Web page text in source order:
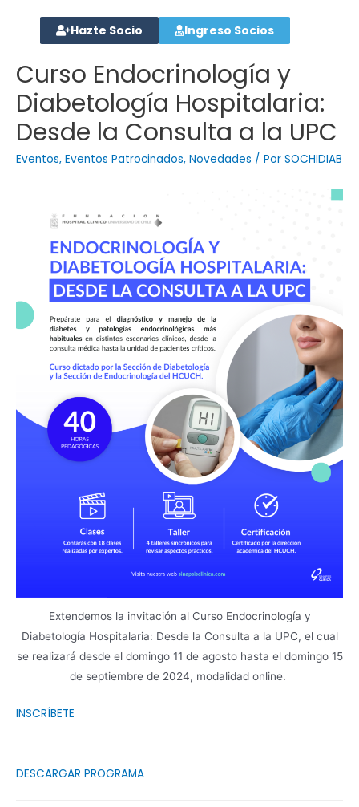
Hazte Socio Ingreso Socios
Curso Endocrinología y
Diabetología Hospitalaria:
Desde la Consulta a la UPC
Eventos, Eventos Patrocinados, Novedades / Por SOCHIDIAB
Extendemos la invitación al Curso Endocrinología y
Diabetología Hospitalaria: Desde la Consulta a la UPC, el cual
se realizará desde el domingo 11 de agosto hasta el domingo 15
de septiembre de 2024, modalidad online.
INSCRÍBETE
DESCARGAR PROGRAMA